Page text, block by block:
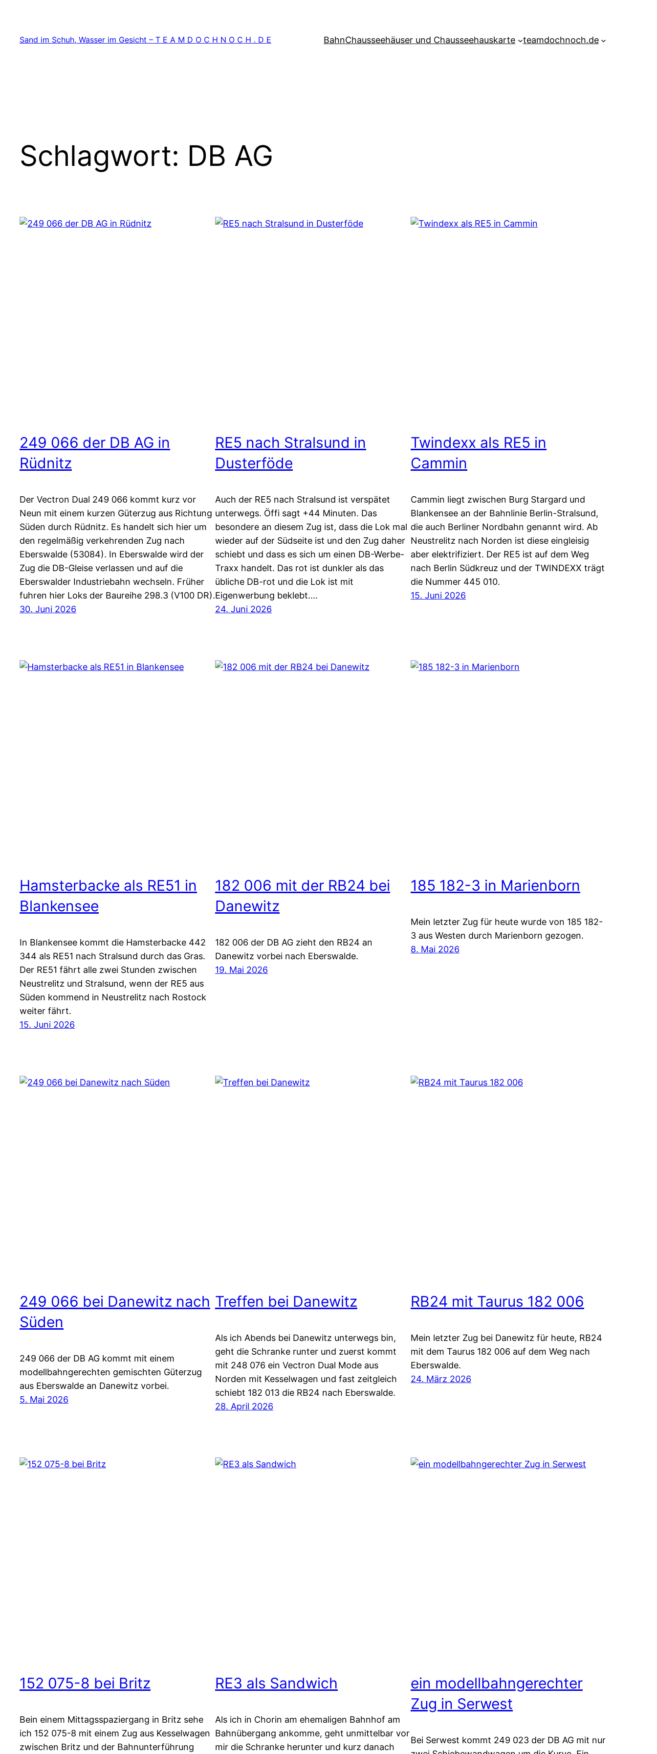
springen
Sand im Schuh, Wasser im Gesicht – T E A M D O C H N O C H . D E BahnChausseehäuser und Chausseehauskarte teamdochnoch.de
Schlagwort: DB AG
249 066 der DB AG in
Rüdnitz
Der Vectron Dual 249 066 kommt kurz vor
Neun mit einem kurzen Güterzug aus Richtung
Süden durch Rüdnitz. Es handelt sich hier um
den regelmäßig verkehrenden Zug nach
Eberswalde (53084). In Eberswalde wird der
Zug die DB-Gleise verlassen und auf die
Eberswalder Industriebahn wechseln. Früher
fuhren hier Loks der Baureihe 298.3 (V100 DR).
30. Juni 2026
RE5 nach Stralsund in
Dusterföde
Auch der RE5 nach Stralsund ist verspätet
unterwegs. Öffi sagt +44 Minuten. Das
besondere an diesem Zug ist, dass die Lok mal
wieder auf der Südseite ist und den Zug daher
schiebt und dass es sich um einen DB-Werbe-
Traxx handelt. Das rot ist dunkler als das
übliche DB-rot und die Lok ist mit
Eigenwerbung beklebt.…
24. Juni 2026
Twindexx als RE5 in
Cammin
Cammin liegt zwischen Burg Stargard und
Blankensee an der Bahnlinie Berlin-Stralsund,
die auch Berliner Nordbahn genannt wird. Ab
Neustrelitz nach Norden ist diese eingleisig
aber elektrifiziert. Der RE5 ist auf dem Weg
nach Berlin Südkreuz und der TWINDEXX trägt
die Nummer 445 010.
15. Juni 2026
Hamsterbacke als RE51 in
Blankensee
In Blankensee kommt die Hamsterbacke 442
344 als RE51 nach Stralsund durch das Gras.
Der RE51 fährt alle zwei Stunden zwischen
Neustrelitz und Stralsund, wenn der RE5 aus
Süden kommend in Neustrelitz nach Rostock
weiter fährt.
15. Juni 2026
182 006 mit der RB24 bei
Danewitz
182 006 der DB AG zieht den RB24 an
Danewitz vorbei nach Eberswalde.
19. Mai 2026
185 182-3 in Marienborn
Mein letzter Zug für heute wurde von 185 182-
3 aus Westen durch Marienborn gezogen.
8. Mai 2026
249 066 bei Danewitz nach
Süden
249 066 der DB AG kommt mit einem
modellbahngerechten gemischten Güterzug
aus Eberswalde an Danewitz vorbei.
5. Mai 2026
Treffen bei Danewitz
Als ich Abends bei Danewitz unterwegs bin,
geht die Schranke runter und zuerst kommt
mit 248 076 ein Vectron Dual Mode aus
Norden mit Kesselwagen und fast zeitgleich
schiebt 182 013 die RB24 nach Eberswalde.
28. April 2026
RB24 mit Taurus 182 006
Mein letzter Zug bei Danewitz für heute, RB24
mit dem Taurus 182 006 auf dem Weg nach
Eberswalde.
24. März 2026
152 075-8 bei Britz
Bein einem Mittagsspaziergang in Britz sehe
ich 152 075-8 mit einem Zug aus Kesselwagen
zwischen Britz und der Bahnunterführung
RE3 als Sandwich
Als ich in Chorin am ehemaligen Bahnhof am
Bahnübergang ankomme, geht unmittelbar vor
mir die Schranke herunter und kurz danach
ein modellbahngerechter
Zug in Serwest
Bei Serwest kommt 249 023 der DB AG mit nur